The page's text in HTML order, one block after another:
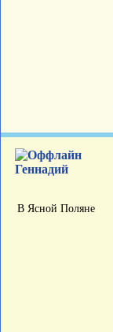
Геннадий
В Ясной Поляне